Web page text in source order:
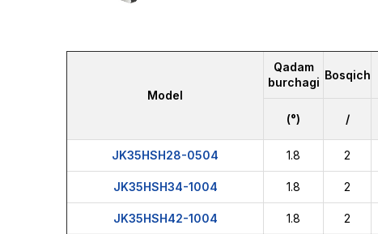
Model
Qadam
burchagi
Bosqich
(°) /
JK35HSH28-0504 1.8 2
JK35HSH34-1004 1.8 2
JK35HSH42-1004 1.8 2